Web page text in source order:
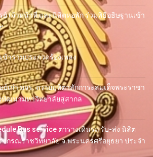
เจ้าหน้าที่ และนิสิตหอพัก ร่วมพิธีอธิษฐานเข้า
าร่วมประกวดร้องเพลง
เก่า มจร. ถวายมุทิตาสักการะสมเด็จพระราชา
ฒนามหาวิทยาลัยสู่สากล
Bus service ตารางเดินรถ รับ-ส่ง นิสิต
กรณราชวิทยาลัย จ.พระนครศรีอยุธยา ประจำ